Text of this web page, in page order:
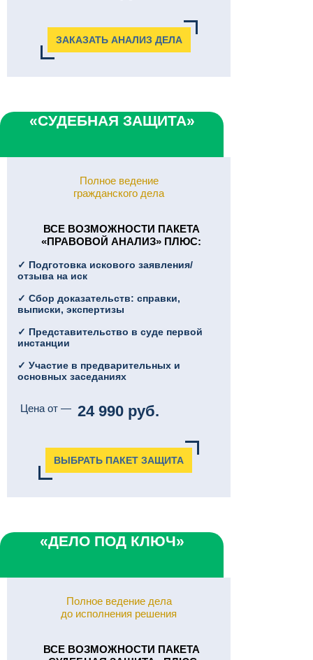
ЗАКАЗАТЬ АНАЛИЗ ДЕЛА
«СУДЕБНАЯ ЗАЩИТА»
Полное ведение
гражданского дела
ВСЕ ВОЗМОЖНОСТИ ПАКЕТА
«ПРАВОВОЙ АНАЛИЗ» ПЛЮC:
✓ Подготовка искового заявления/
отзыва на иск
✓ Сбор доказательств: справки,
выписки, экспертизы
✓ Представительство в суде первой
инстанции
✓ Участие в предварительных и
основных заседаниях
Цена от — 24 990 руб.
ВЫБРАТЬ ПАКЕТ ЗАЩИТА
«ДЕЛО ПОД КЛЮЧ»
Полное ведение дела
до исполнения решения
ВСЕ ВОЗМОЖНОСТИ ПАКЕТА